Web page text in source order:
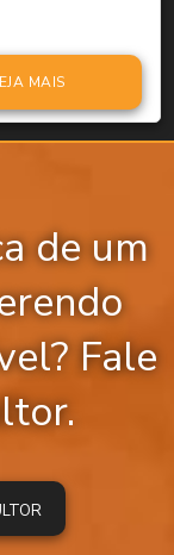
MAIS
de um
Fale